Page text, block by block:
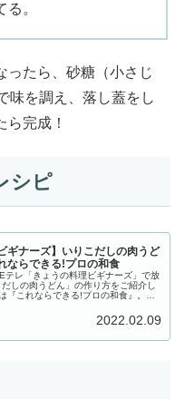
。
ったら、砂糖（小さじ
味を調え、落し蓋をし
完成！
シピ
ギナーズ】いりこだしの肉うど
ならできる!プロの和食
テレ「きょうの料理ビギナーズ」で放
しの肉うどん」の作り方をご紹介し
『これならできる!プロの和食』。第6
2022.02.09